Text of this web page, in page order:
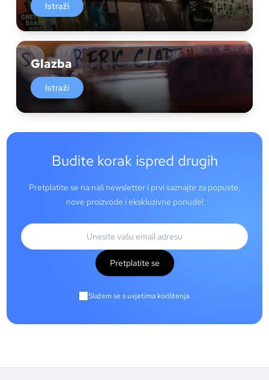
Istraži
Glazba
Istraži
Budite korak ispred drugih
Pretplatite se na naš newsletter i prvi saznajte za popuste,
nove proizvode i ekskluzivne ponude!
Pretplatite se
Slažem se s uvjetima korištenja.